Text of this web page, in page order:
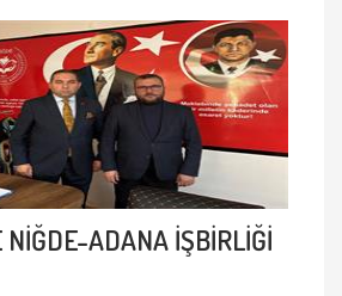
ADANA İŞBİRLİĞİ